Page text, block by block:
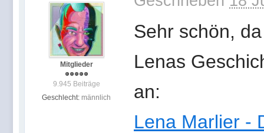
Mitglieder
9.945 Beiträge
Geschlecht: männlich
Sehr schön,
Lenas
an:
Lena Marlier -